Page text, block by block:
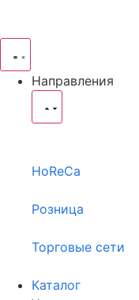
Направления
HoReCa
Розница
Торговые сети
Каталог